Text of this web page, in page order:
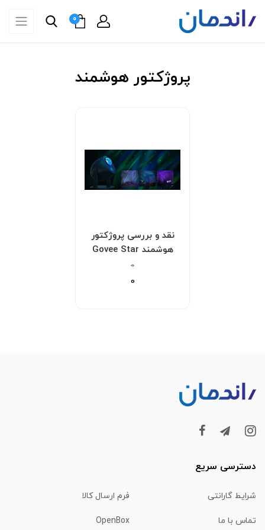
0
پروژکتور هوشمند
نقد و بررسی پروژکتور
هوشمند Govee Star
Light Projector H6093
0
0
دسترسی سریع
شرایط گارانتی فرم ارسال کالا
تماس با ما OpenBox